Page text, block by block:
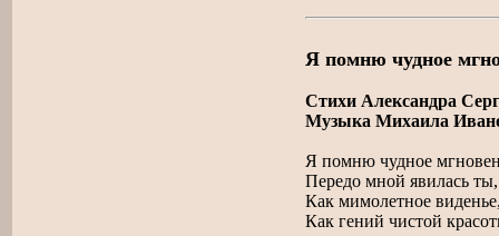
Я помню чудное
Стихи Александра
Музыка Михаила
Я помню чудное
Передо мной явилась ты,
Как мимолетное
Как гений чистой